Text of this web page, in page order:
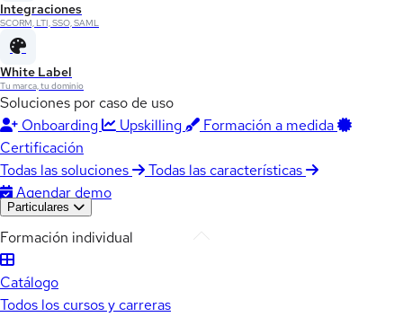
Integraciones
SCORM, LTI, SSO, SAML
White Label
Tu marca, tu dominio
Soluciones por caso de uso
Onboarding
Upskilling
Formación a medida
Certificación
Todas las soluciones
Todas las características
Agendar demo
Particulares
Formación individual
Catálogo
Todos los cursos y carreras